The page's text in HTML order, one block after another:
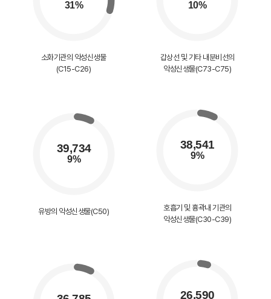
소화기관의 악성신생물
(C15-C26)
갑상선 및 기타 내분비선의
악성신생물(C73-C75)
유방의 악성신생물(C50)
호흡기 및 흉곽내 기관의
악성신생물(C30-C39)